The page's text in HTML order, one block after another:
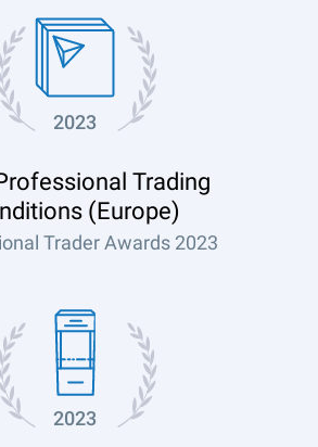
2023
Trading
(Europe)
Trader Awards 2023
2023